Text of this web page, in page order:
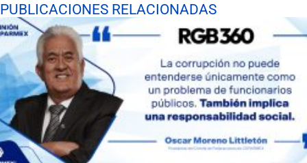
PUBLICACIONES RELACIONADAS